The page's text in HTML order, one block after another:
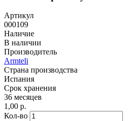
Артикул
000109
Наличие
В наличии
Производитель
Armteli
Страна производства
Испания
Срок хранения
36 месяцев
1,00 р.
Кол-во